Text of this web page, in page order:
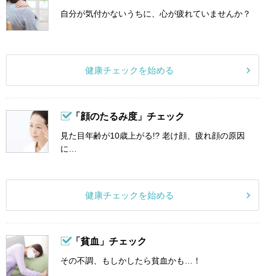
自分が気付かないうちに、心が疲れていませんか？
健康チェックを始める
「顔のたるみ度」チェック
見た目年齢が10歳上がる!? 老け顔、疲れ顔の原因
に…
健康チェックを始める
「貧血」チェック
その不調、もしかしたら貧血かも…！